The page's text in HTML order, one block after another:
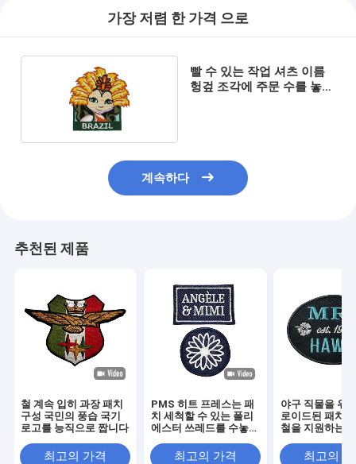
가장 저렴 한 가격 으로
빨 수 있는 작업 셔츠 이름
헝겊 조각에 주문 수를 놓은
계속하다
추천된 제품
철 계속 입히 과장 패치
구성 국민의 풍습 국기
로고를 능직으로 짭니다
최고의 가격
PMS 히트 프레스는 패
치 세척할 수 있는 폴리
에스터 쓰레드를 수놓았
최고의 가격
야구 직물을 위
로이드된 패치
철을 지원하는
최고의